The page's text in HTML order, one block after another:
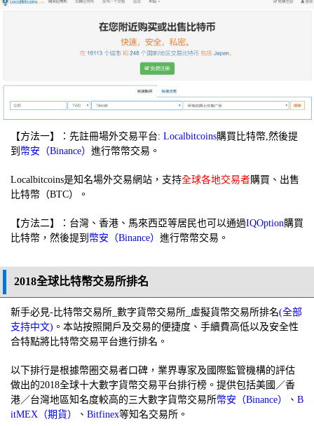
【方法一】：先註冊場外交易平台: Localbitcoins購買比特幣,然後提
到 幣安（Binance） 進行幣幣交易。
Localbitcoins是知名場外交易網站，支持全球各地交易者購買、出售
比特幣（BTC）。
【方法二】：台灣、香港、馬來西亞等居民也可以通過IQOption購買
比特幣，然後提到 幣安（Binance） 進行幣幣交易。
2018全球比特幣交易所排名
新手必見-比特幣交易所_數字貨幣交易所_虛擬貨幣交易所排名(全部
支持中文) 。本站按照開戶及交易的便捷度、手續費高低以及安全性
合特點將比特幣交易平台進行排名。
以下排行是根據幣圈交易者口碑，業界專家及國際監管機構的評估
做出的2018全球十大數字貨幣交易平台排行榜。提供包括美國／香
港／台灣地區知名度較高的三大數字貨幣交易所幣安（Binance） 、 B
itMEX（期貨）
、 Bitfinex等知名交易所。